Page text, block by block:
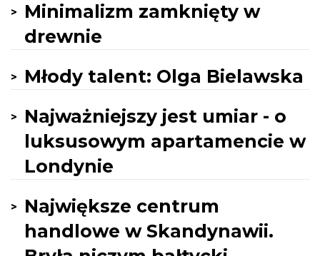
Minimalizm zamknięty w
drewnie
Młody talent: Olga Bielawska
Najważniejszy jest umiar - o
luksusowym apartamencie w
Londynie
Największe centrum
handlowe w Skandynawii.